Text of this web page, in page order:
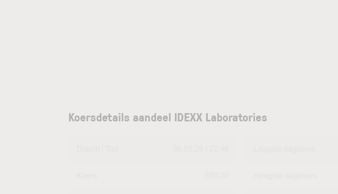
Koersdetails aandeel IDEXX Laboratories